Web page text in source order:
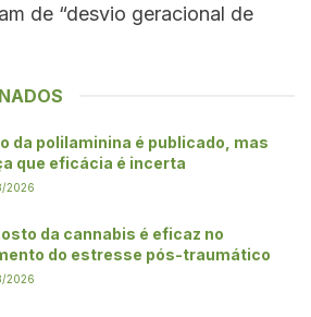
de “desvio geracional de
da polilaminina é publicado, mas
que eficácia é incerta
2026
da cannabis é eficaz no
do estresse pós-traumático
2026